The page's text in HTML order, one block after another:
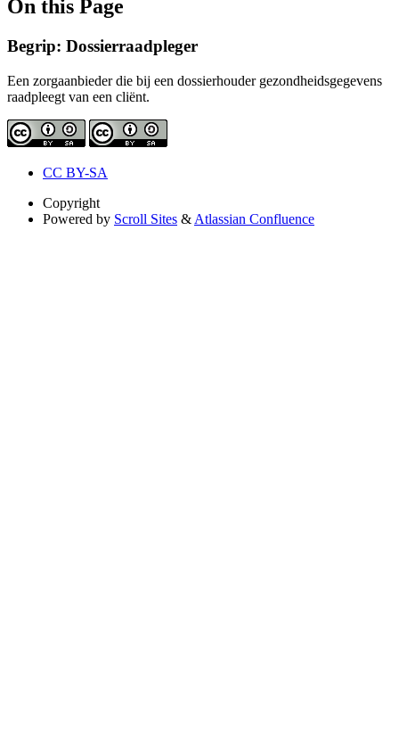
On this Page
Begrip: Dossierraadpleger
Een zorgaanbieder die bij een dossierhouder gezondheidsgegevens
raadpleegt van een cliënt.
CC BY-SA
Copyright
Powered by Scroll Sites & Atlassian Confluence